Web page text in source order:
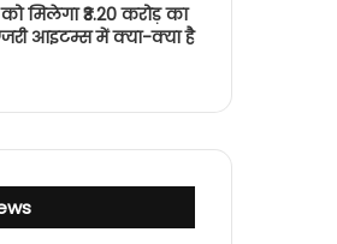
मिलेगा ₹3.20 करोड़ का
आइटम्स में क्या-क्या है